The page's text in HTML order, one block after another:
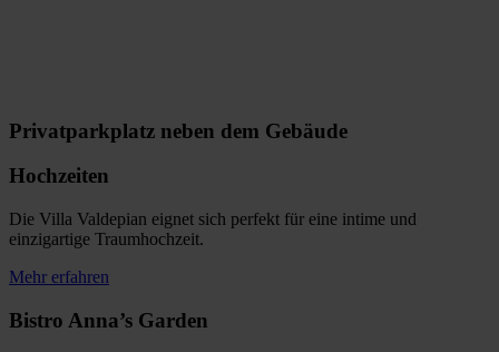
Privatparkplatz neben dem Gebäude
Hochzeiten
Die Villa Valdepian eignet sich perfekt für eine intime und
einzigartige Traumhochzeit.
Mehr erfahren
Bistro Anna’s Garden